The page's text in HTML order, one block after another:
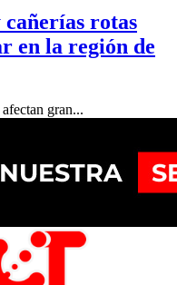
rotas
en la región de
gran...